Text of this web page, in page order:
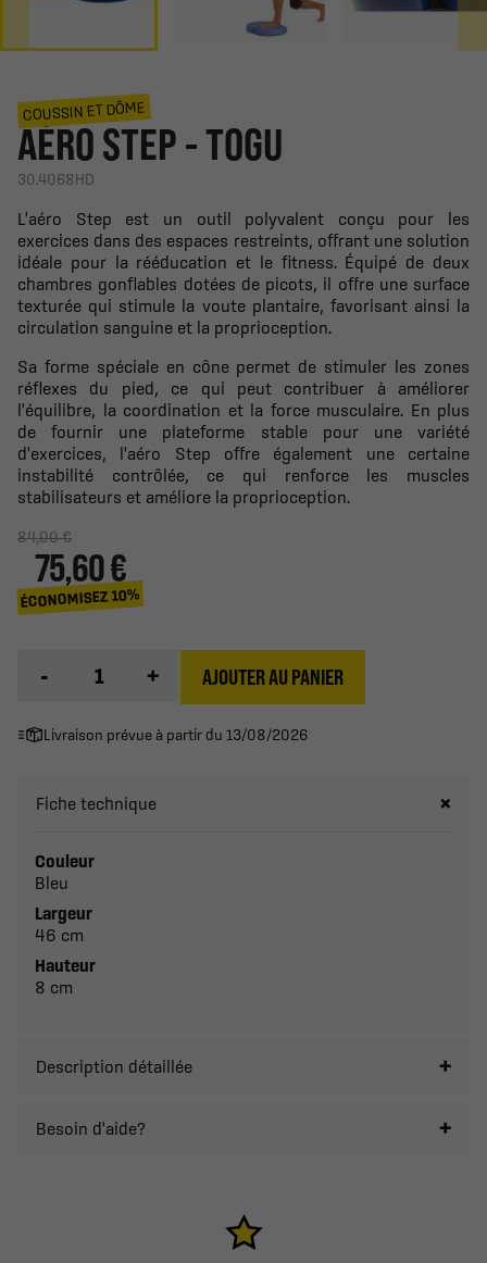
COUSSIN ET DÔME
AÉRO STEP - TOGU
30.4068HD
L'aéro Step est un outil polyvalent conçu pour les
exercices dans des espaces restreints, offrant une solution
idéale pour la rééducation et le fitness. Équipé de deux
chambres gonflables dotées de picots, il offre une surface
texturée qui stimule la voute plantaire, favorisant ainsi la
circulation sanguine et la proprioception.
Sa forme spéciale en cône permet de stimuler les zones
réflexes du pied, ce qui peut contribuer à améliorer
l'équilibre, la coordination et la force musculaire. En plus
de fournir une plateforme stable pour une variété
d'exercices, l'aéro Step offre également une certaine
instabilité contrôlée, ce qui renforce les muscles
stabilisateurs et améliore la proprioception.
84,00 €
75,60 €
ÉCONOMISEZ 10%
- + AJOUTER AU PANIER
Livraison prévue à partir du 13/08/2026
Fiche technique
Couleur
Bleu
Largeur
46 cm
Hauteur
8 cm
Description détaillée
Besoin d'aide?